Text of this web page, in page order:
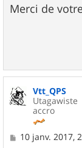
Merci de
Vtt_QPS
Utagawiste
accro
M10 janv. 2017,